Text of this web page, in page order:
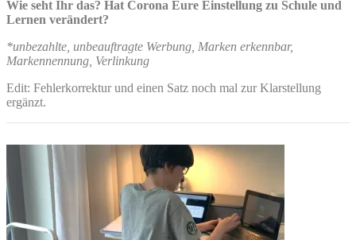
Wie seht Ihr das? Hat Corona Eure Einstellung zu Schule und
Lernen verändert?
*unbezahlte, unbeauftragte Werbung, Marken erkennbar,
Markennennung, Verlinkung
Edit: Fehlerkorrektur und einen Satz noch mal zur Klarstellung
ergänzt.